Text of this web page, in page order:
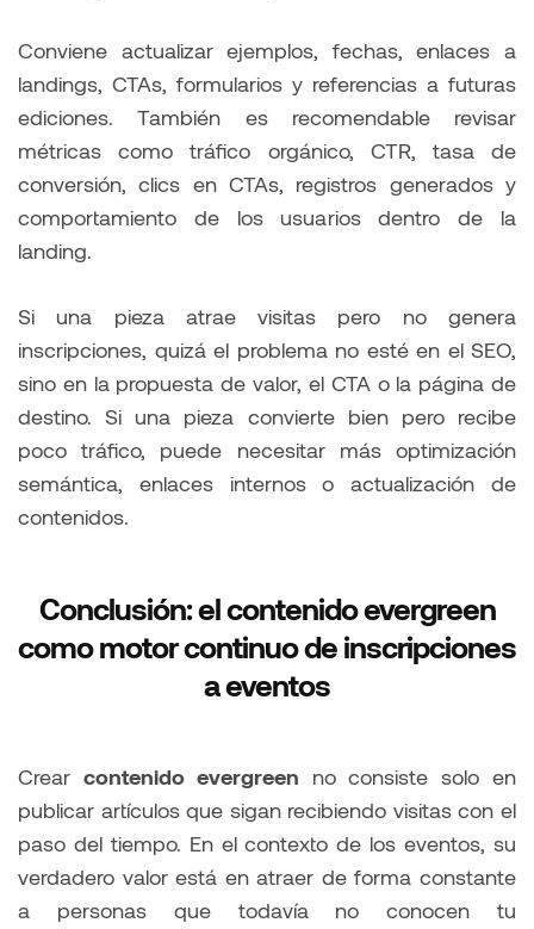
Conviene actualizar ejemplos, fechas, enlaces a
landings, CTAs, formularios y referencias a futuras
ediciones. También es recomendable revisar
métricas como tráfico orgánico, CTR, tasa de
conversión, clics en CTAs, registros generados y
comportamiento de los usuarios dentro de la
landing.
Si una pieza atrae visitas pero no genera
inscripciones, quizá el problema no esté en el SEO,
sino en la propuesta de valor, el CTA o la página de
destino. Si una pieza convierte bien pero recibe
poco tráfico, puede necesitar más optimización
semántica, enlaces internos o actualización de
contenidos.
Conclusión: el contenido evergreen
como motor continuo de inscripciones
a eventos
Crear contenido evergreen no consiste solo en
publicar artículos que sigan recibiendo visitas con el
paso del tiempo. En el contexto de los eventos, su
verdadero valor está en atraer de forma constante
a personas que todavía no conocen tu